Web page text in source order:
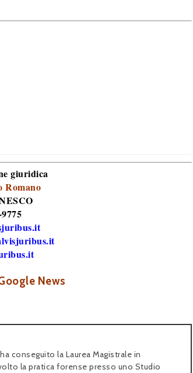
giuridica
Romano
News
conseguito la Laurea Magistrale in
la pratica forense presso uno Studio